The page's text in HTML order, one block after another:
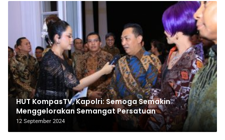
HUT KompasTV, Kapolri: Semoga Semakin
Menggelorakan Semangat Persatuan
12 September 2024